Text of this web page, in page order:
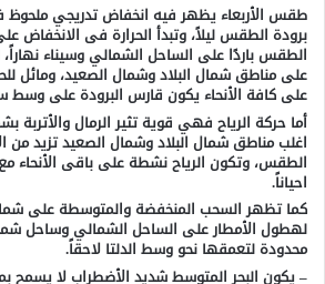
طقس الأربعاء يظهر فيه انخفاض تدريجي ملحوظ
برودة الطقس ليلاً، وتبدأ الحرارة فى الانخفاض
الطقس باردًا على الساحل الشمالي وسيناء
على مناطق شمال البلاد وشمال الصعيد، ومائل
على كافة الأنحاء يكون قارس البرودة على وسط
أما حركة الرياح فهي قوية تثير الرمال
اغلب مناطق شمال البلاد وشمال الصعيد تزيد من
الطقس، وتكون الرياح نشطة على باقى الأنحاء مع
احياناً.
كما تظهر السحب المنخفضة والمتوسطة على
لهطول الأمطار على الساحل الشمالي وساحل
محدودة لتعمقها نحو وسط الدلتا لاحقاً.
– يكون البحر المتوسط شديد الأضطراب لا يسمح